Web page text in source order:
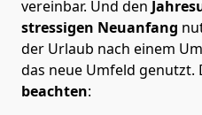
vereinbar. Und den
stressigen Neuanfang
der Urlaub nach einem
das neue Umfeld genutzt.
beachten: